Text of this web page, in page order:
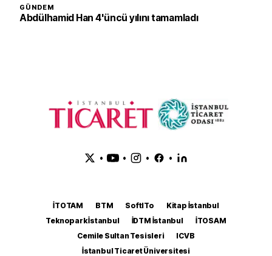
GÜNDEM
Abdülhamid Han 4'üncü yılını tamamladı
• • • •
İTOTAM BTM SoftITo
Kitap İstanbul
Teknopark İstanbul
İDTM İstanbul
İTOSAM
Cemile Sultan Tesisleri
ICVB
İstanbul Ticaret Üniversitesi